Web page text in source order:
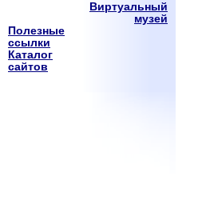
Виртуальный
музей
Полезные
ссылки
Каталог
сайтов